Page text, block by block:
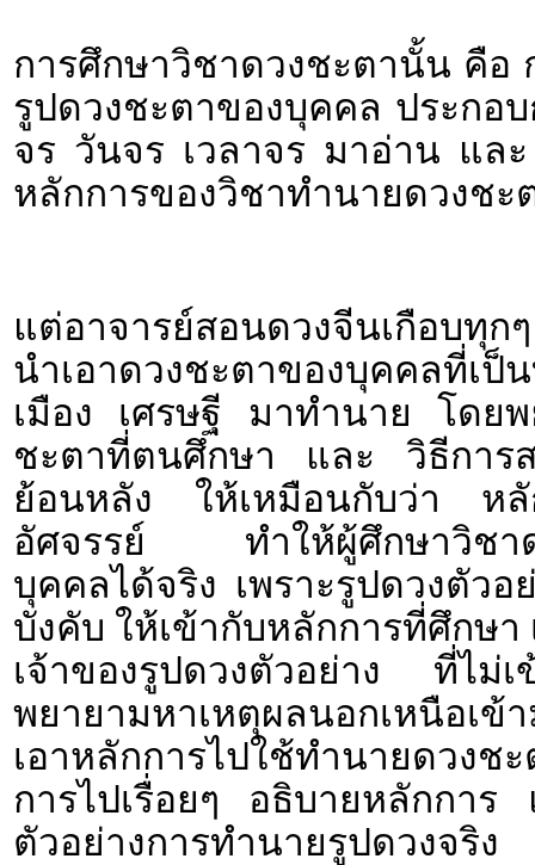
การศึกษาวิชาดวงชะตานั้น คือ
รูปดวงชะตาของบุคคล ประกอ
จร วันจร เวลาจร มาอ่าน แล
หลักการของวิชาทำนายดวงชะ
แต่อาจารย์สอนดวงจีนเกือบทุ
นำเอาดวงชะตาของบุคคลที่เป็
เมือง เศรษฐี มาทำนาย โดยพ
ชะตาที่ตนศึกษา และ วิธีการส
ย้อนหลัง ให้เหมือนกับว่า หลั
อัศจรรย์ ทำให้ผู้ศึกษาวิชาด
บุคคลได้จริง เพราะรูปดวงตัว
บังคับ ให้เข้ากับหลักการที่ศึกษ
เจ้าของรูปดวงตัวอย่าง ที่ไ
พยายามหาเหตุผลนอกเหนือเ
เอาหลักการไปใช้ทำนายดวงช
การไปเรื่อยๆ อธิบายหลักกา
ตัวอย่างการทำนายรูปดวงจริง